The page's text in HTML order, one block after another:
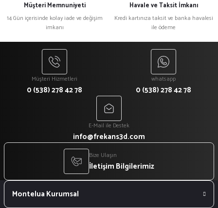
Müşteri Memnuniyeti
14 Gün içerisinde kolay iade ve değişim
imkanı
Havale ve Taksit İmkanı
Kredi kartınıza taksit ve banka havalesi
ile ödeme
Müşteri Hizmetleri
0 (538) 278 42 78
whatsapp
0 (538) 278 42 78
E-Mail ile Destek
info@frekans3d.com
Bize Ulaşın
İletişim Bilgilerimiz
Montelua Kurumsal